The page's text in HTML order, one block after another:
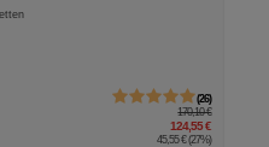
26
170,10 €
124,55 €
45,55 € (27%)